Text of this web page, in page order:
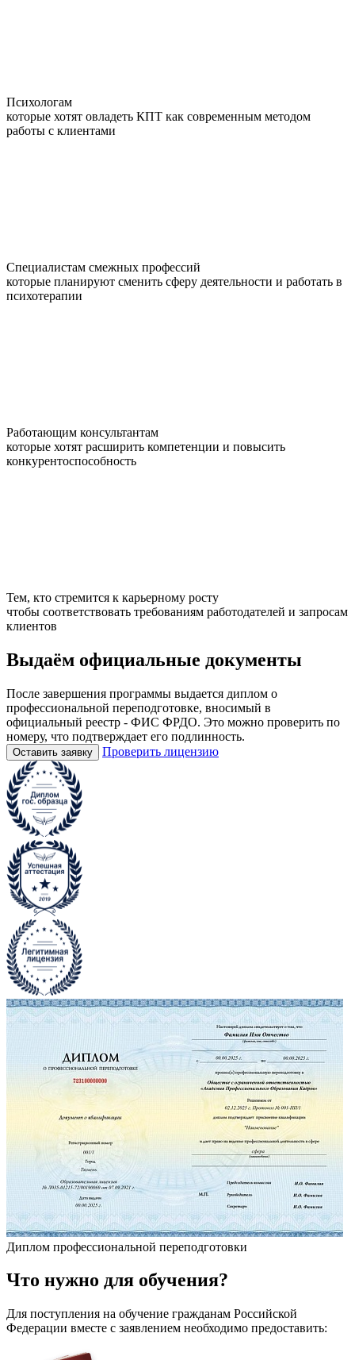
Психологам
которые хотят овладеть КПТ как современным методом
работы с клиентами
Специалистам смежных профессий
которые планируют сменить сферу деятельности и работать в
психотерапии
Работающим консультантам
которые хотят расширить компетенции и повысить
конкурентоспособность
Тем, кто стремится к карьерному росту
чтобы соответствовать требованиям работодателей и запросам
клиентов
Выдаём официальные документы
После завершения программы выдается диплом о
профессиональной переподготовке, вносимый в
официальный реестр - ФИС ФРДО. Это можно проверить по
номеру, что подтверждает его подлинность.
Оставить заявку Проверить лицензию
Диплом профессиональной переподготовки
Что нужно для обучения?
Для поступления на обучение гражданам Российской
Федерации вместе с заявлением необходимо предоставить: